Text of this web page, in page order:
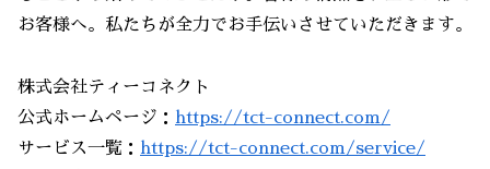
お客様へ。私たちが全力でお手伝いさせていただきます。
株式会社ティーコネクト
公式ホームページ：
https://tct-connect.com/
サービス一覧：
https://tct-connect.com/service/